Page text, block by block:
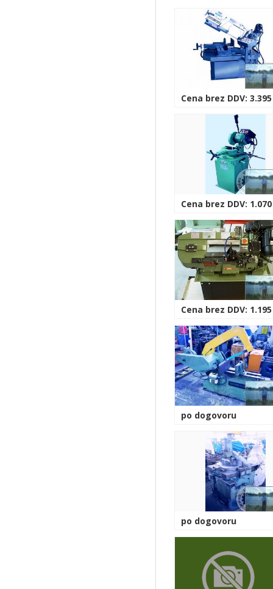
Cena brez DDV: 3.395
Cena brez DDV: 1.070
Cena brez DDV: 1.195
po dogovoru
po dogovoru